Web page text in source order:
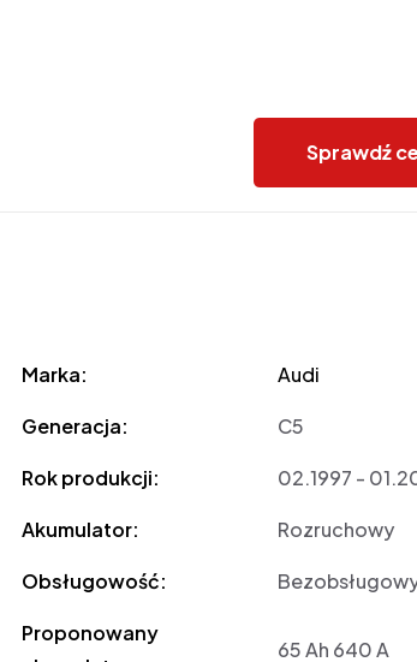
Sprawdź
Marka: Audi
Generacja: C5
Rok produkcji: 02.1997 -
Akumulator: Rozruchowy
Obsługowość:
Proponowany
65 Ah 640 A